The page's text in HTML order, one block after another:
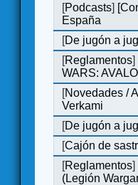
[Podcasts]
España
[De jugón a
[Reglamentos]
WARS:
[Novedades /
Verkami
[De jugón a
[Cajón de
[Reglamentos]
(Legión